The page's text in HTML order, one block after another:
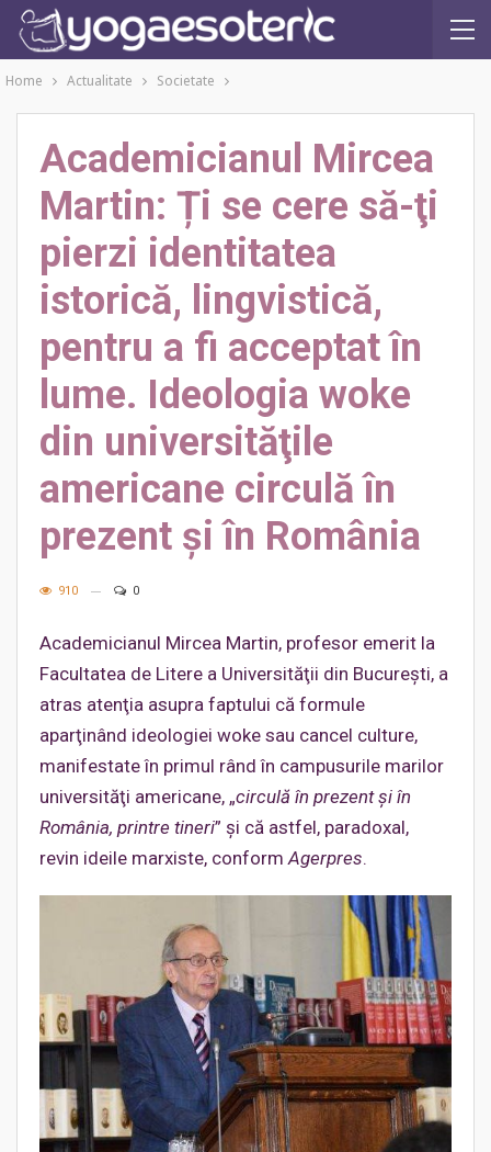
Home Actualitate Societate
Academicianul Mircea
Martin: Ți se cere să-ţi
pierzi identitatea
istorică, lingvistică,
pentru a fi acceptat în
lume. Ideologia woke
din universităţile
americane circulă în
prezent şi în România
910 0
Academicianul Mircea Martin, profesor emerit la
Facultatea de Litere a Universităţii din Bucureşti, a
atras atenţia asupra faptului că formule
aparţinând ideologiei woke sau cancel culture,
manifestate în primul rând în campusurile marilor
universităţi americane, „circulă în prezent şi în
România, printre tineri” și că astfel, paradoxal,
revin ideile marxiste, conformAgerpres.